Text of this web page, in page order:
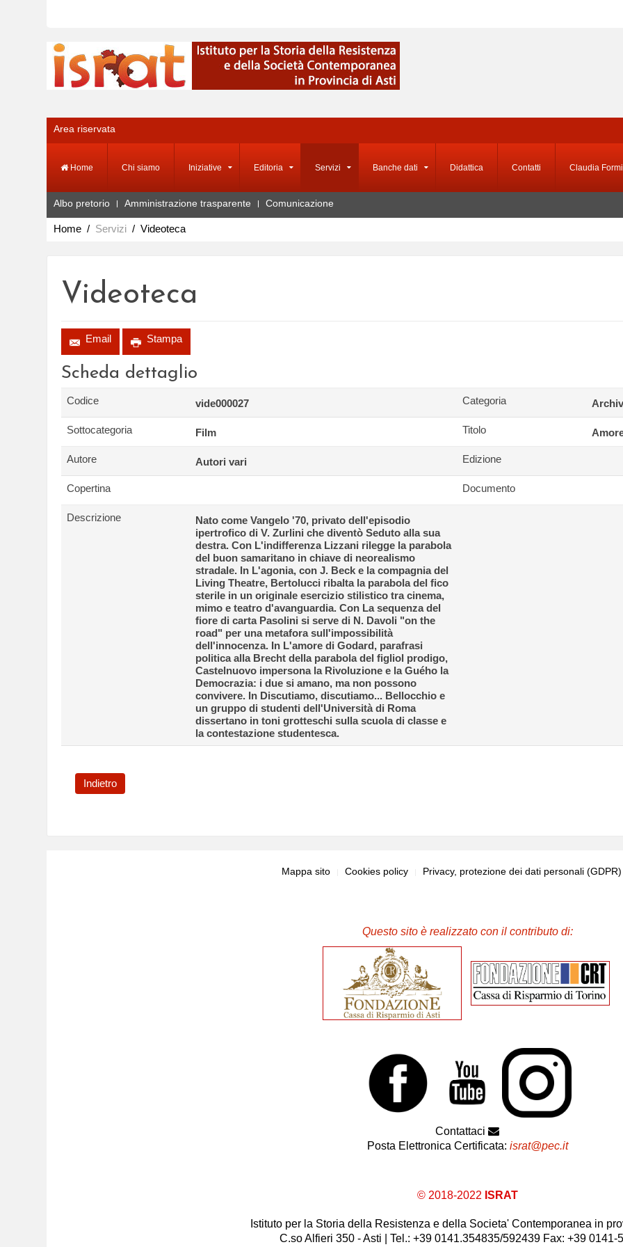
Area riservata
Home Chi siamo Iniziative Editoria Servizi Banche dati Didattica Contatti Claudia
Albo pretorio Amministrazione trasparente Comunicazione
Home Servizi Videoteca
Videoteca
Email Stampa
Scheda dettaglio
Codice vide000027 Categoria
Sottocategoria Film Titolo
Autore Autori vari Edizione
Copertina Documento
Descrizione
Nato come Vangelo '70, privato dell'episodio
ipertrofico di V. Zurlini che diventò Seduto alla sua
destra. Con L'indifferenza Lizzani rilegge la parabola
del buon samaritano in chiave di neorealismo
stradale. In L'agonia, con J. Beck e la compagnia del
Living Theatre, Bertolucci ribalta la parabola del fico
sterile in un originale esercizio stilistico tra cinema,
mimo e teatro d'avanguardia. Con La sequenza del
fiore di carta Pasolini si serve di N. Davoli "on the
road" per una metafora sull'impossibilità
dell'innocenza. In L'amore di Godard, parafrasi
politica alla Brecht della parabola del figliol prodigo,
Castelnuovo impersona la Rivoluzione e la Guého la
Democrazia: i due si amano, ma non possono
convivere. In Discutiamo, discutiamo... Bellocchio e
un gruppo di studenti dell'Università di Roma
dissertano in toni grotteschi sulla scuola di classe e
la contestazione studentesca.
Indietro
Mappa sito Cookies policy Privacy, protezione dei dati personali
Questo sito è realizzato con il contributo di:
Contattaci
Posta Elettronica Certificata: israt@pec.it
© 2018-2022 ISRAT
Istituto per la Storia della Resistenza e della Societa' Contemporanea in
C.so Alfieri 350 - Asti | Tel.: +39 0141.354835/592439 Fax: +39 0141-